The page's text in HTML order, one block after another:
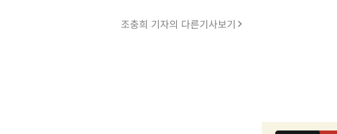
조충희 기자의 다른기사보기